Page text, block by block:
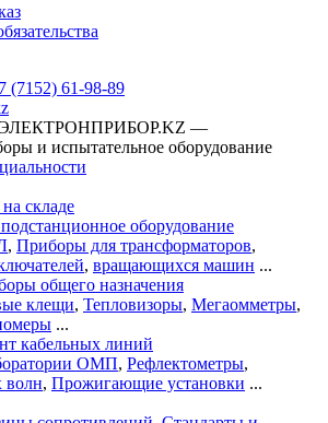
(7152) 61-98-89
—
и испытательное оборудование
складе
оборудование
, Приборы для трансформаторов,
, вращающихся машин ...
общего назначения
клещи, Тепловизоры, Мегаомметры,
...
кабельных линий
ОМП, Рефлектометры,
волн, Прожигающие установки ...